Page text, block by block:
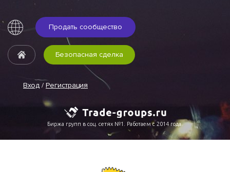
Продать сообщество
Вход / Регистрация
Безопасная сделка
Биржа групп в соц. сетях №1. Работаем с 2014 года.